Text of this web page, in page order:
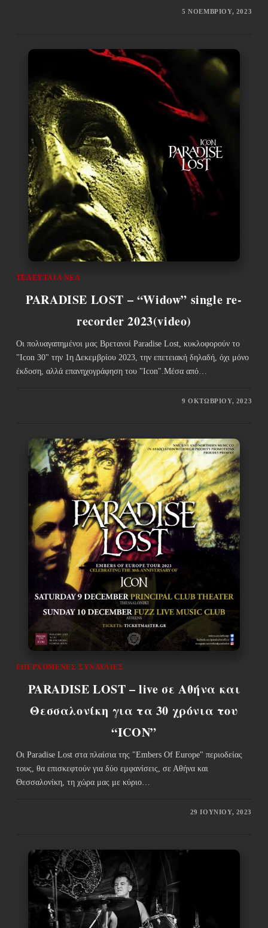
5 ΝΟΕΜΒΡΊΟΥ, 2023
ΤΕΛΕΥΤΑΊΑ ΝΈΑ
PARADISE LOST – “Widow” single re-
recorder 2023(video)
Οι πολυαγαπημένοι μας Βρετανοί Paradise Lost, κυκλοφορούν το
"Icon 30" την 1η Δεκεμβρίου 2023, την επετειακή δηλαδή, όχι μόνο
έκδοση, αλλά επανηχογράφηση του "Icon".Μέσα από…
9 ΟΚΤΩΒΡΊΟΥ, 2023
ΕΠΕΡΧΌΜΕΝΕΣ ΣΥΝΑΥΛΊΕΣ
PARADISE LOST – live σε Αθήνα και
Θεσσαλονίκη για τα 30 χρόνια του
“ICON”
Οι Paradise Lost στα πλαίσια της "Embers Of Europe" περιοδείας
τους, θα επισκεφτούν για δύο εμφανίσεις, σε Αθήνα και
Θεσσαλονίκη, τη χώρα μας με κύριο…
29 ΙΟΥΝΊΟΥ, 2023